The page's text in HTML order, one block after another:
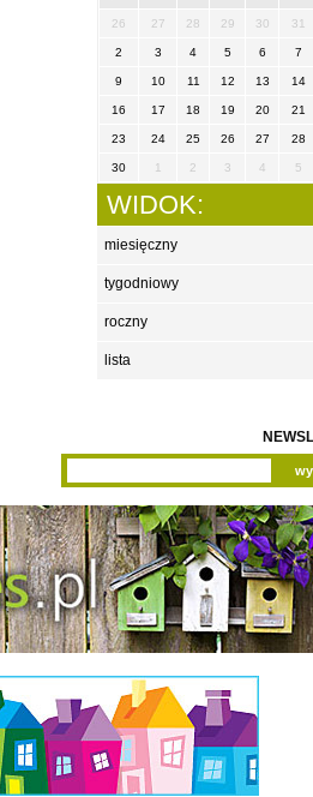
26 27 28 29 30 31
2 3 4 5 6 7
9 10 11 12 13 14
16 17 18 19 20 21
23 24 25 26 27 28
30 1 2 3 4 5
WIDOK:
miesięczny
tygodniowy
roczny
lista